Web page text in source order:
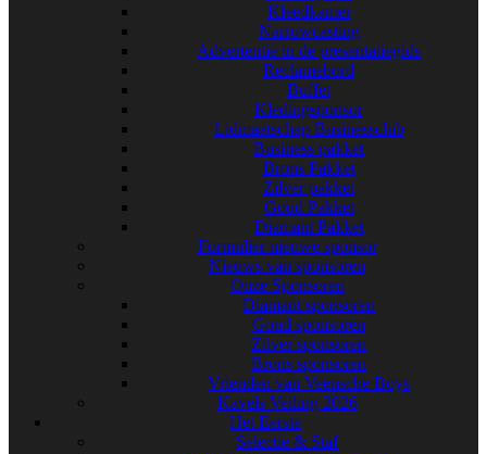
Kleedkamer
Narrowcasting
Advertentie in de presentatiegids
Reclamebord
Buffet
Kledingsponsor
Lidmaatschap Businessclub
Business pakket
Brons Pakket
Zilver pakket
Goud Pakket
Diamant Pakket
Formulier nieuwe sponsor
Nieuws van sponsoren
Onze Sponsoren
Diamant sponsoren
Goud sponsoren
Zilver sponsoren
Brons sponsoren
Vrienden van Veensche Boys
Kavels Veiling 2026
Het Eerste
Selectie & Staf